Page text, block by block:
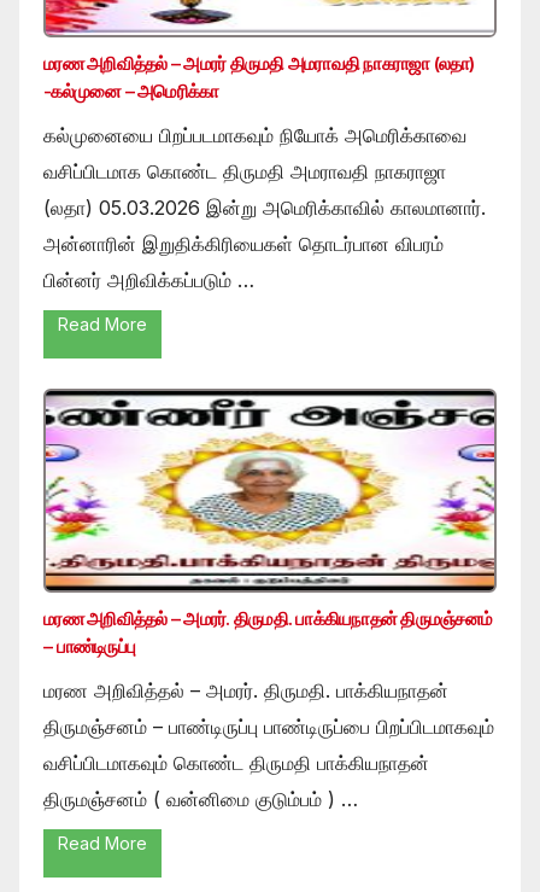
மரண அறிவித்தல் – அமரர் திருமதி அமராவதி நாகராஜா (லதா)
-கல்முனை – அமெரிக்கா
கல்முனையை பிறப்படமாகவும் நியோக் அமெரிக்காவை
வசிப்பிடமாக கொண்ட திருமதி அமராவதி நாகராஜா
(லதா) 05.03.2026 இன்று அமெரிக்காவில் காலமானார்.
அன்னாரின் இறுதிக்கிரியைகள் தொடர்பான விபரம்
பின்னர் அறிவிக்கப்படும் …
Read More
மரண அறிவித்தல் – அமரர். திருமதி. பாக்கியநாதன் திருமஞ்சனம்
– பாண்டிருப்பு
மரண அறிவித்தல் – அமரர். திருமதி. பாக்கியநாதன்
திருமஞ்சனம் – பாண்டிருப்பு பாண்டிருப்பை பிறப்பிடமாகவும்
வசிப்பிடமாகவும் கொண்ட திருமதி பாக்கியநாதன்
திருமஞ்சனம் ( வன்னிமை குடும்பம் ) …
Read More